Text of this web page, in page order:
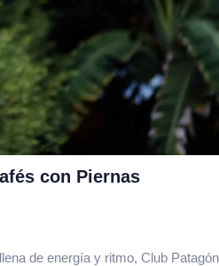
con Piernas
de energía y ritmo, Club